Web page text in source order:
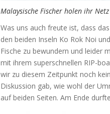
Malaysische Fischer holen ihr
Was uns auch freute ist, dass
den beiden Inseln Ko Rok Noi
Fische zu bewundern und leider
mit ihrem superschnellen RIP-
wir zu diesem Zeitpunkt noch
Diskussion gab, wie wohl der
auf beiden Seiten. Am Ende